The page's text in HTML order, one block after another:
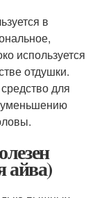
в
используется
отдушки.
для
уменьшению
айва)